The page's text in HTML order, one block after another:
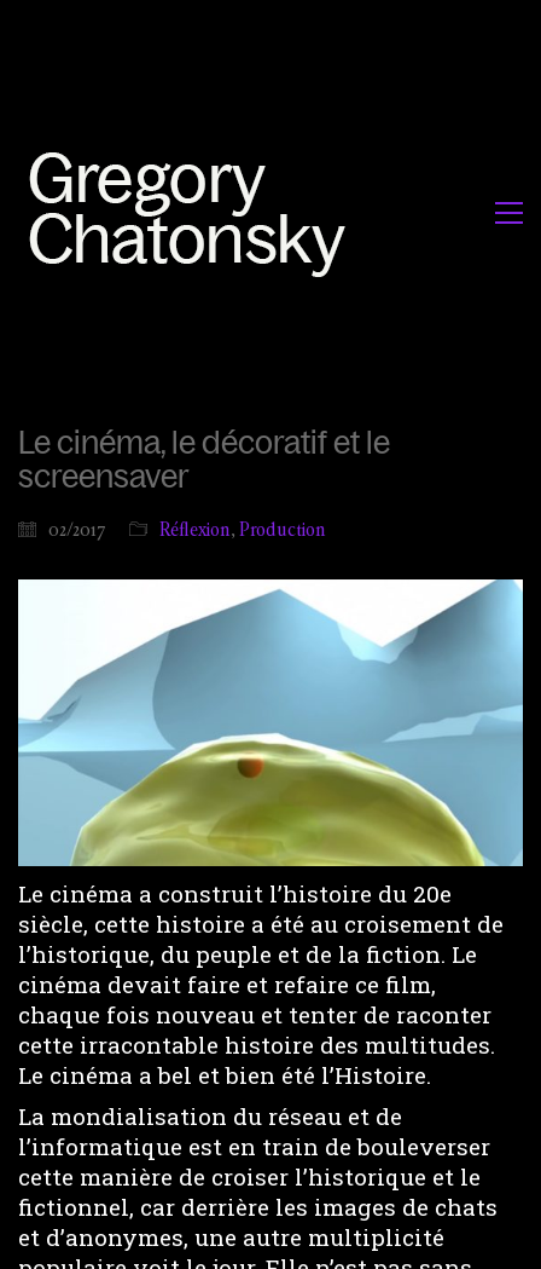
Le cinéma, le décoratif et le
screensaver
02/2017 Réflexion, Production
Le cinéma a construit l’histoire du 20e
siècle, cette histoire a été au croisement de
l’historique, du peuple et de la fiction. Le
cinéma devait faire et refaire ce film,
chaque fois nouveau et tenter de raconter
cette irracontable histoire des multitudes.
Le cinéma a bel et bien été l’Histoire.
La mondialisation du réseau et de
l’informatique est en train de bouleverser
cette manière de croiser l’historique et le
fictionnel, car derrière les images de chats
et d’anonymes, une autre multiplicité